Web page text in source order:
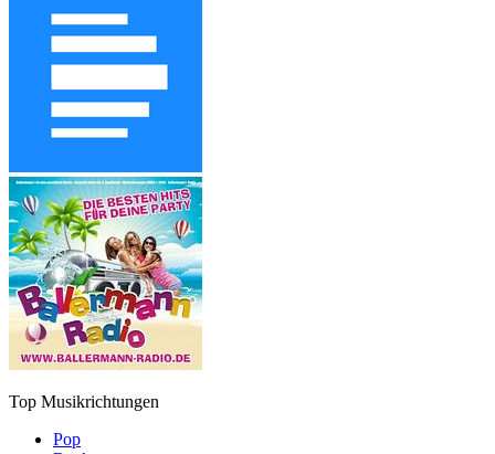
Top Musikrichtungen
Pop